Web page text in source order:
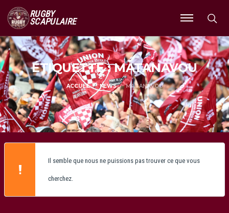
RUGBY
SCAPULAIRE
Ouvrir
le
menu
ÉTIQUETTE : MATANAVOU
ACCUEIL NEWS MATANAVOU
Il semble que nous ne puissions pas trouver ce que vous
cherchez.